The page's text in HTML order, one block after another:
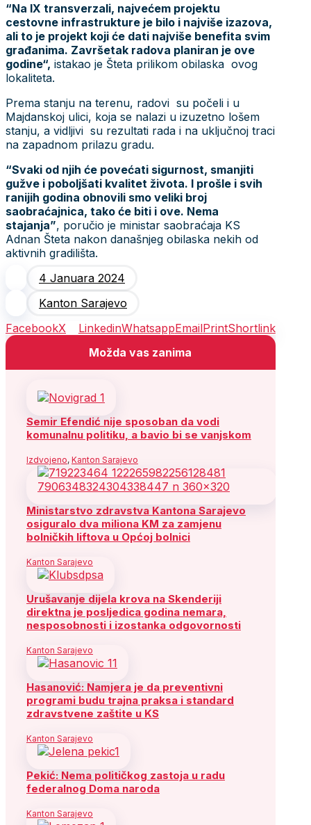
“Na IX transverzali, najvećem projektu
cestovne infrastrukture je bilo i najviše izazova,
ali to je projekt koji će dati najviše benefita svim
građanima. Završetak radova planiran je ove
godine“, istakao je Šteta prilikom obilaska ovog
lokaliteta.
Prema stanju na terenu, radovi su počeli i u
Majdanskoj ulici, koja se nalazi u izuzetno lošem
stanju, a vidljivi su rezultati rada i na uključnoj traci
na zapadnom prilazu gradu.
“Svaki od njih će povećati sigurnost, smanjiti
gužve i poboljšati kvalitet života. I prošle i svih
ranijih godina obnovili smo veliki broj
saobraćajnica, tako će biti i ove. Nema
stajanja”, poručio je ministar saobraćaja KS
Adnan Šteta nakon današnjeg obilaska nekih od
aktivnih gradilišta.
4 Januara 2024
Kanton Sarajevo
FacebookX LinkedinWhatsappEmailPrintShortlink
Možda vas zanima
Semir Efendić nije sposoban da vodi
komunalnu politiku, a bavio bi se vanjskom
Izdvojeno, Kanton Sarajevo
Ministarstvo zdravstva Kantona Sarajevo
osiguralo dva miliona KM za zamjenu
bolničkih liftova u Općoj bolnici
Kanton Sarajevo
Urušavanje dijela krova na Skenderiji
direktna je posljedica godina nemara,
nesposobnosti i izostanka odgovornosti
Kanton Sarajevo
Hasanović: Namjera je da preventivni
programi budu trajna praksa i standard
zdravstvene zaštite u KS
Kanton Sarajevo
Pekić: Nema političkog zastoja u radu
federalnog Doma naroda
Kanton Sarajevo